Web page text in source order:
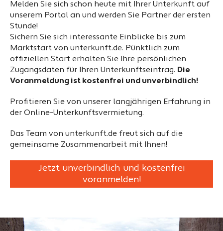
Melden Sie sich schon heute mit Ihrer Unterkunft auf
unserem Portal an und werden Sie Partner der ersten
Stunde!
Sichern Sie sich interessante Einblicke bis zum
Marktstart von unterkunft.de. Pünktlich zum
offiziellen Start erhalten Sie Ihre persönlichen
Zugangsdaten für Ihren Unterkunftseintrag. Die
Voranmeldung ist kostenfrei und unverbindlich!
Profitieren Sie von unserer langjährigen Erfahrung in
der Online-Unterkunftsvermietung.
Das Team von unterkunft.de freut sich auf die
gemeinsame Zusammenarbeit mit Ihnen!
Jetzt unverbindlich und kostenfrei
voranmelden!